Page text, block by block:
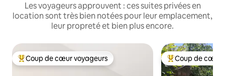
Les voyageurs approuvent : ces suites privées en
location sont très bien notées pour leur emplacement,
leur propreté et bien plus encore.
Coups de cœur voyageurs les plus appréciés
Coup de cœur voyageurs Coups de cœur
Coup de cœur